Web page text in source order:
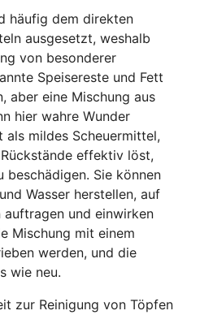
häufig dem direkten
ausgesetzt, weshalb
von besonderer
Speisereste und Fett
aber eine Mischung aus
hier wahre Wunder
mildes Scheuermittel,
effektiv löst,
beschädigen. Sie können
Wasser herstellen, auf
und einwirken
Mischung mit einem
werden, und die
wie neu.
zur Reinigung von Töpfen